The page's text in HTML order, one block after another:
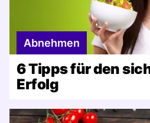
Abnehmen
6 Tipps für den
Erfolg